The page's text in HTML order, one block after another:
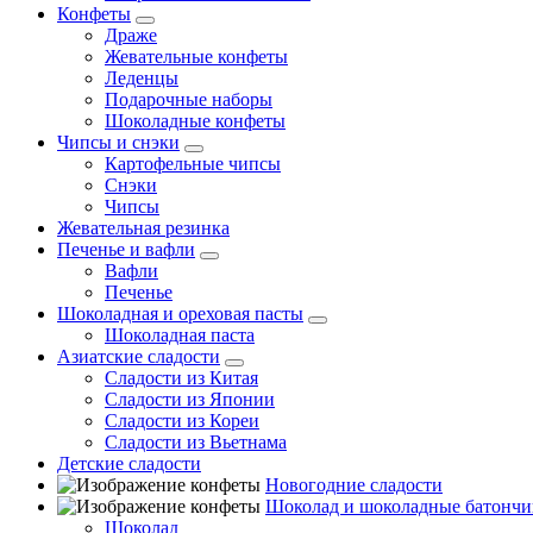
Конфеты
Драже
Жевательные конфеты
Леденцы
Подарочные наборы
Шоколадные конфеты
Чипсы и снэки
Картофельные чипсы
Снэки
Чипсы
Жевательная резинка
Печенье и вафли
Вафли
Печенье
Шоколадная и ореховая пасты
Шоколадная паста
Азиатские сладости
Сладости из Китая
Сладости из Японии
Сладости из Кореи
Сладости из Вьетнама
Детские сладости
Новогодние сладости
Шоколад и шоколадные
Шоколад